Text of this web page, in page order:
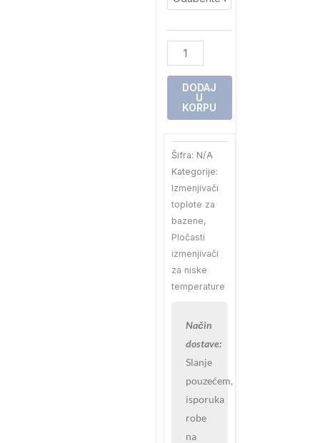
PWT
niske
temperature
količina
DODAJ
U
KORPU
Šifra: N/A
Kategorije:
Izmenjivači
toplote za
bazene,
Pločasti
izmenjivači
za niske
temperature
Način
dostave:
Slanje
pouzećem,
isporuka
robe
na